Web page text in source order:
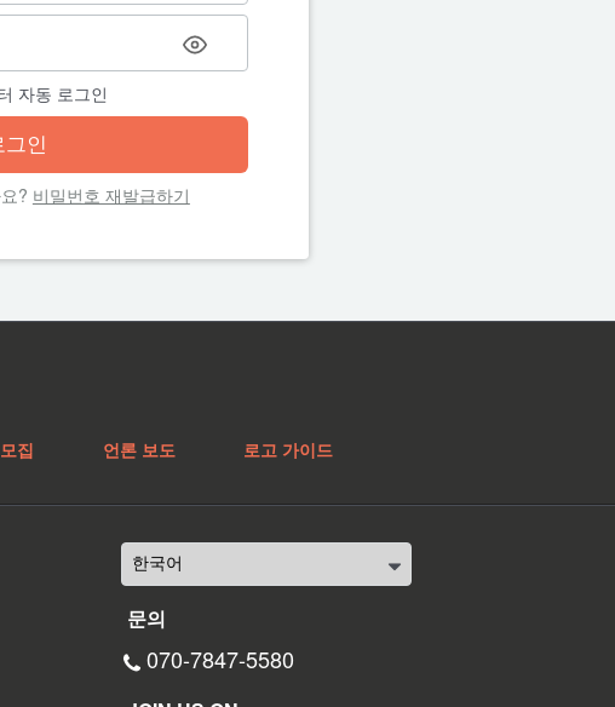
자동 로그인
? 비밀번호 재발급하기
집 언론 보도 로고 가이드
문의
070-7847-5580